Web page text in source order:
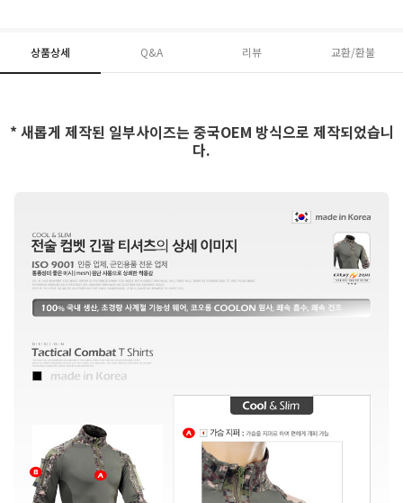
상품상세 Q&A 리뷰 교환/환불
* 새롭게 제작된 일부사이즈는 중국OEM 방식으로 제작되었습니
다.